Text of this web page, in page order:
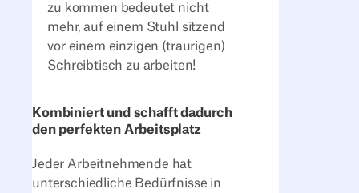
zu kommen bedeutet nicht
mehr, auf einem Stuhl sitzend
vor einem einzigen (traurigen)
Schreibtisch zu arbeiten!
Kombiniert und schafft dadurch
den perfekten Arbeitsplatz
Jeder Arbeitnehmende hat
unterschiedliche Bedürfnisse in